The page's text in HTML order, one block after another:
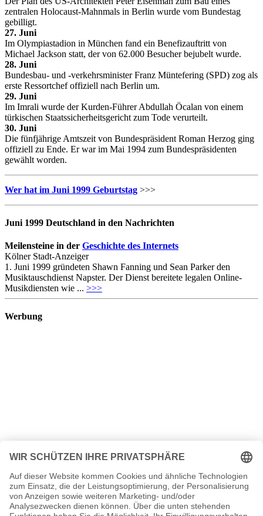
zentralen Holocaust-Mahnmals in Berlin wurde vom Bundestag
gebilligt.
27. Juni
Im Olympiastadion in München fand ein Benefizauftritt von
Michael Jackson statt, der von 62.000 Besucher bejubelt wurde.
28. Juni
Bundesbau- und -verkehrsminister Franz Müntefering (SPD) zog als
erste Ressortchef offiziell nach Berlin um.
29. Juni
Im Imrali wurde der Kurden-Führer Abdullah Öcalan von einem
türkischen Staatssicherheitsgericht zum Tode verurteilt.
30. Juni
Die fünfjährige Amtszeit von Bundespräsident Roman Herzog ging
offiziell zu Ende. Er war im Mai 1994 zum Bundespräsidenten
gewählt worden.
Wer hat im Juni 1999 Geburtstag >>>
Juni 1999 Deutschland in den Nachrichten
Meilensteine in der Geschichte des Internets
Kölner Stadt-Anzeiger
1. Juni 1999 gründeten Shawn Fanning und Sean Parker den
Musiktauschdienst Napster. Der Dienst bereitete legalen Online-
Musikdiensten wie ... >>>
Werbung